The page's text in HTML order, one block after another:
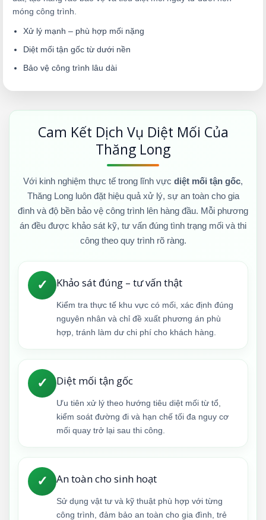
móng công trình.
Xử lý mạnh – phù hợp mối nặng
Diệt mối tận gốc từ dưới nền
Bảo vệ công trình lâu dài
Cam Kết Dịch Vụ Diệt Mối Của
Thăng Long
Với kinh nghiệm thực tế trong lĩnh vực diệt mối tận gốc,
Thăng Long luôn đặt hiệu quả xử lý, sự an toàn cho gia
đình và độ bền bảo vệ công trình lên hàng đầu. Mỗi phương
án đều được khảo sát kỹ, tư vấn đúng tình trạng mối và thi
công theo quy trình rõ ràng.
✓ Khảo sát đúng – tư vấn thật
Kiểm tra thực tế khu vực có mối, xác định đúng
nguyên nhân và chỉ đề xuất phương án phù
hợp, tránh làm dư chi phí cho khách hàng.
✓ Diệt mối tận gốc
Ưu tiên xử lý theo hướng tiêu diệt mối từ tổ,
kiểm soát đường đi và hạn chế tối đa nguy cơ
mối quay trở lại sau thi công.
✓ An toàn cho sinh hoạt
Sử dụng vật tư và kỹ thuật phù hợp với từng
công trình, đảm bảo an toàn cho gia đình, trẻ